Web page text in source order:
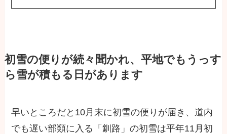
初雪の便りが続々聞かれ、平地でもうっす
ら雪が積もる日があります
早いところだと10月末に初雪の便りが届き、道内
でも遅い部類に入る「釧路」の初雪は平年11月初